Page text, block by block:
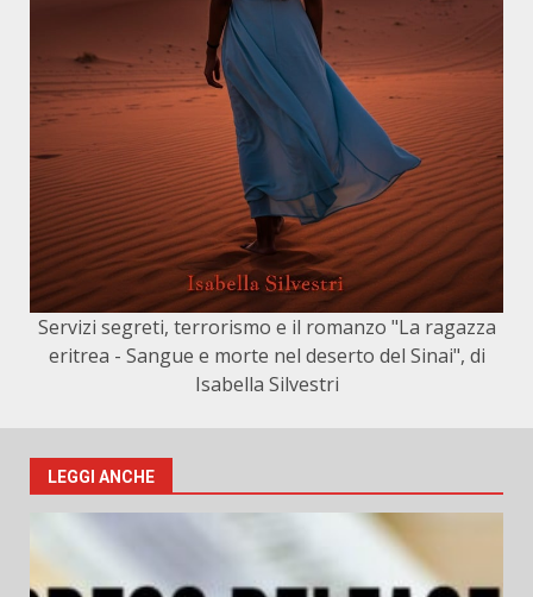
Servizi segreti, terrorismo e il romanzo "La ragazza
eritrea - Sangue e morte nel deserto del Sinai", di
Isabella Silvestri
LEGGI ANCHE